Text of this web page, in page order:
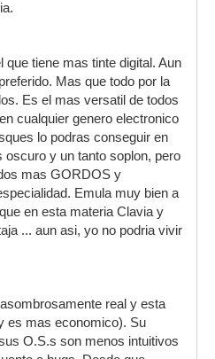
que tiene mas tinte digital. Aun
Mas que todo por la
Es el mas versatil de todos
cualquier genero electronico
lo podras conseguir en
oscuro y un tanto soplon, pero
mas GORDOS y
Emula muy bien a
en esta materia Clavia y
... aun asi, yo no podria vivir
real y esta
es mas economico). Su
O.S.s son menos intuitivos